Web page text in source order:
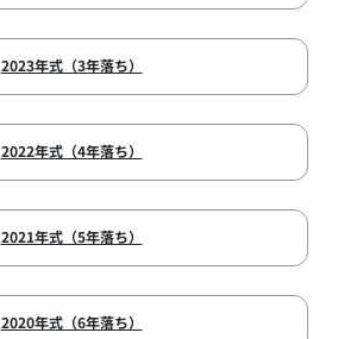
2023年式（3年落ち）
2022年式（4年落ち）
2021年式（5年落ち）
2020年式（6年落ち）